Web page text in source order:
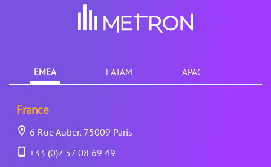
EMEA LATAM APAC
France
6 Rue Auber, 75009 Paris
+33 (0)7 57 08 69 49